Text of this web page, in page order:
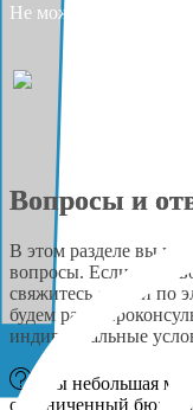
Не можете найти
Вопросы и
В этом разделе вы
вопросы. Если у вас
свяжитесь с нами по
будем рады
индивидуальные
Мы небольшая
ограниченный